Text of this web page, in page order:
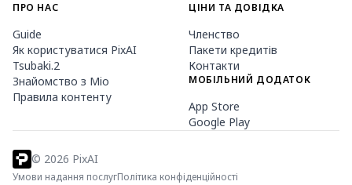
ПРО НАС
Guide
Як користуватися PixAI
Tsubaki.2
Знайомство з Mio
Правила контенту
ЦІНИ ТА ДОВІДКА
Членство
Пакети кредитів
Контакти
МОБІЛЬНИЙ ДОДАТОК
App Store
Google Play
© 2026 PixAI
Умови надання послугПолітика конфіденційності